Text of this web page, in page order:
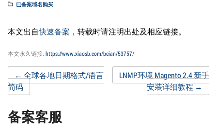
已备案域名购买
本文出自快速备案 ，转载时请注明出处及相应链接。
本文永久链接: https://www.xiaosb.com/beian/53757/
Post
navigation
← 全球各地日期格式/语言
简码
LNMP环境 Magento 2.4 新手
安装详细教程→
备案客服